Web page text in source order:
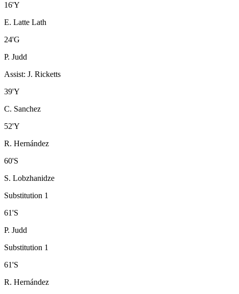
16'Y
E. Latte Lath
24'G
P. Judd
Assist: J. Ricketts
39'Y
C. Sanchez
52'Y
R. Hernández
60'S
S. Lobzhanidze
Substitution 1
61'S
P. Judd
Substitution 1
61'S
R. Hernández